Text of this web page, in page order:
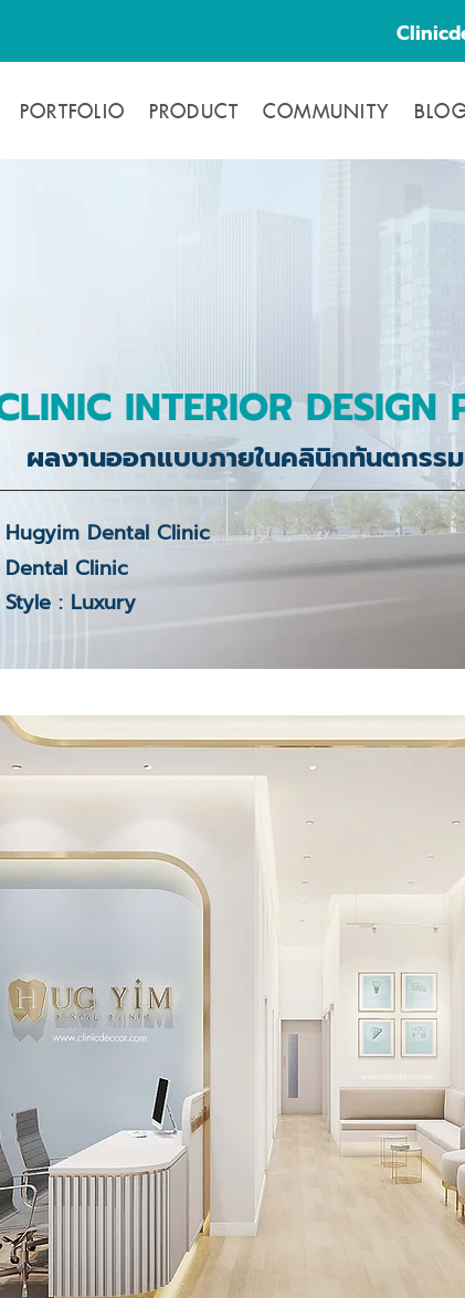
PORTFOLIO PRODUCT COMMUNITY
INTERIOR DESIGN
ผลงานออกแบบภายในคลินิกทันตกรรม
Hugyim Dental Clinic
Dental Clinic
Style : Luxury